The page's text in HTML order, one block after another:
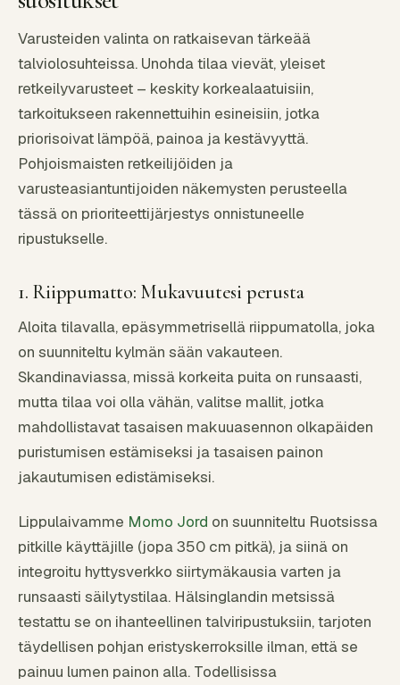
Varusteiden valinta on ratkaisevan tärkeää
talviolosuhteissa. Unohda tilaa vievät, yleiset
retkeilyvarusteet – keskity korkealaatuisiin,
tarkoitukseen rakennettuihin esineisiin, jotka
priorisoivat lämpöä, painoa ja kestävyyttä.
Pohjoismaisten retkeilijöiden ja
varusteasiantuntijoiden näkemysten perusteella
tässä on prioriteettijärjestys onnistuneelle
ripustukselle.
1. Riippumatto: Mukavuutesi perusta
Aloita tilavalla, epäsymmetrisellä riippumatolla, joka
on suunniteltu kylmän sään vakauteen.
Skandinaviassa, missä korkeita puita on runsaasti,
mutta tilaa voi olla vähän, valitse mallit, jotka
mahdollistavat tasaisen makuuasennon olkapäiden
puristumisen estämiseksi ja tasaisen painon
jakautumisen edistämiseksi.
Lippulaivamme Momo Jord on suunniteltu Ruotsissa
pitkille käyttäjille (jopa 350 cm pitkä), ja siinä on
integroitu hyttysverkko siirtymäkausia varten ja
runsaasti säilytystilaa. Hälsinglandin metsissä
testattu se on ihanteellinen talviripustuksiin, tarjoten
täydellisen pohjan eristyskerroksille ilman, että se
painuu lumen painon alla. Todellisissa